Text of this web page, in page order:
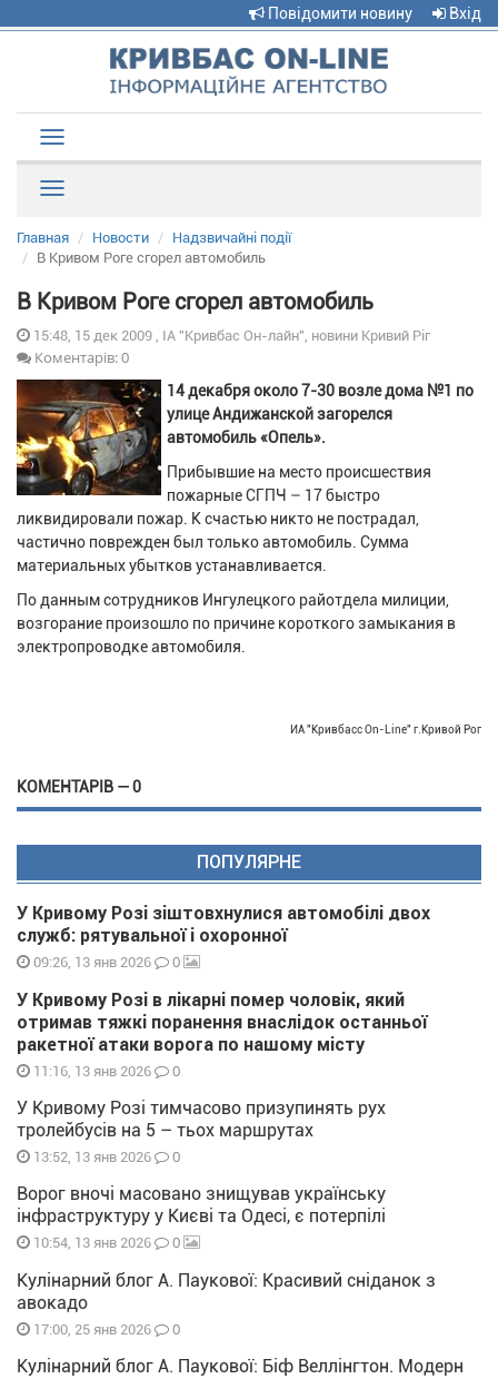
Повідомити новину Вхід
navigation
Главная Новости
Надзвичайні події
В Кривом Роге сгорел автомобиль
В Кривом Роге сгорел автомобиль
15:48, 15 дек 2009 , ІА "Кривбас Он-лайн", новини Кривий Ріг
Коментарів: 0
14 декабря около 7-30 возле дома №1 по
улице Андижанской загорелся
автомобиль «Опель».
Прибывшие на место происшествия
пожарные СГПЧ – 17 быстро
ликвидировали пожар. К счастью никто не пострадал,
частично поврежден был только автомобиль. Сумма
материальных убытков устанавливается.
По данным сотрудников Ингулецкого райотдела милиции,
возгорание произошло по причине короткого замыкания в
электропроводке автомобиля.
ИА "Кривбасс On-Line" г.Кривой Рог
КОМЕНТАРІВ — 0
ПОПУЛЯРНЕ
У Кривому Розі зіштовхнулися автомобілі двох
служб: рятувальної і охоронної
09:26, 13 янв 2026 0
У Кривому Розі в лікарні помер чоловік, який
отримав тяжкі поранення внаслідок останньої
ракетної атаки ворога по нашому місту
11:16, 13 янв 2026 0
У Кривому Розі тимчасово призупинять рух
тролейбусів на 5 – тьох маршрутах
13:52, 13 янв 2026 0
Ворог вночі масовано знищував українську
інфраструктуру у Києві та Одесі, є потерпілі
10:54, 13 янв 2026 0
Кулінарний блог А. Паукової: Красивий сніданок з
авокадо
17:00, 25 янв 2026 0
Кулінарний блог А. Паукової: Біф Веллінгтон. Модерн